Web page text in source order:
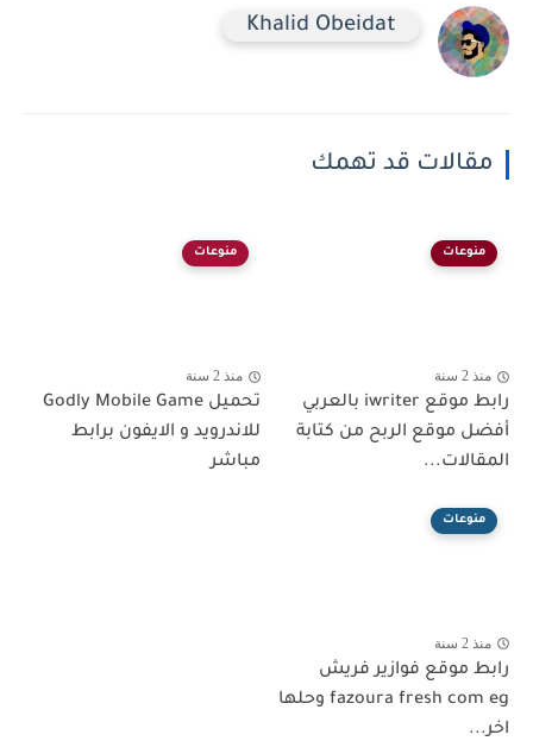
Khalid Obeidat
مقالات قد تهمك
منوعات
منذ 2 سنة
رابط موقع iwriter بالعربي
أفضل موقع الربح من كتابة
المقالات...
منوعات
منذ 2 سنة
تحميل Godly Mobile Game
للاندرويد و الايفون برابط
مباشر
منوعات
منذ 2 سنة
رابط موقع فوازير فريش
fazoura fresh com eg وحلها
اخر...